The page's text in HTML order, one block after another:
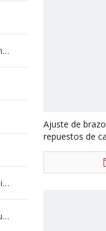
Serie de camiones SAIC-lveco Hongyan
Serie de camiones North Benz Beiben
Serie de camiones americanos, europeos y japoneses
Ajuste de
repuestos de
QT457S227-